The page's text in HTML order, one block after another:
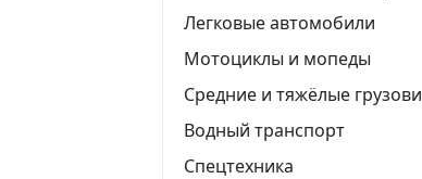
Легковые автомобили
Мотоциклы и мопеды
Средние и тяжёлые
Водный транспорт
Спецтехника